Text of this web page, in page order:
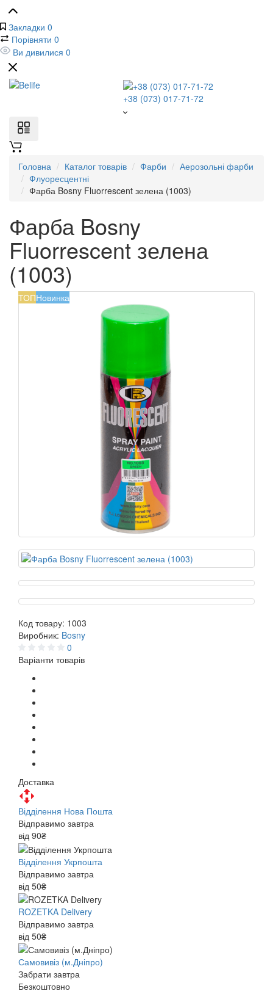
Закладки 0
Порівняти 0
Ви дивилися 0
+38 (073) 017-71-72
Головна Каталог товарів Фарби
Аерозольні фарби
Флуоресцентні
Фарба Bosny Fluorrescent зелена (1003)
Фарба Bosny
Fluorrescent зелена
(1003)
ТОПНовинка
Код товару: 1003
Виробник: Bosny
0
Варіанти товарів
Доставка
Відділення Нова Пошта
Відправимо завтра
від 90₴
Відділення Укрпошта
Відправимо завтра
від 50₴
ROZETKA Delivery
Відправимо завтра
від 50₴
Самовивіз (м.Дніпро)
Забрати завтра
Безкоштовно